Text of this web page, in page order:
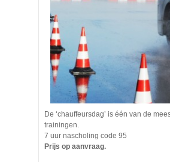
De ‘chauffeursdag’ is één van de
trainingen.
7 uur nascholing code 95
Prijs op aanvraag.